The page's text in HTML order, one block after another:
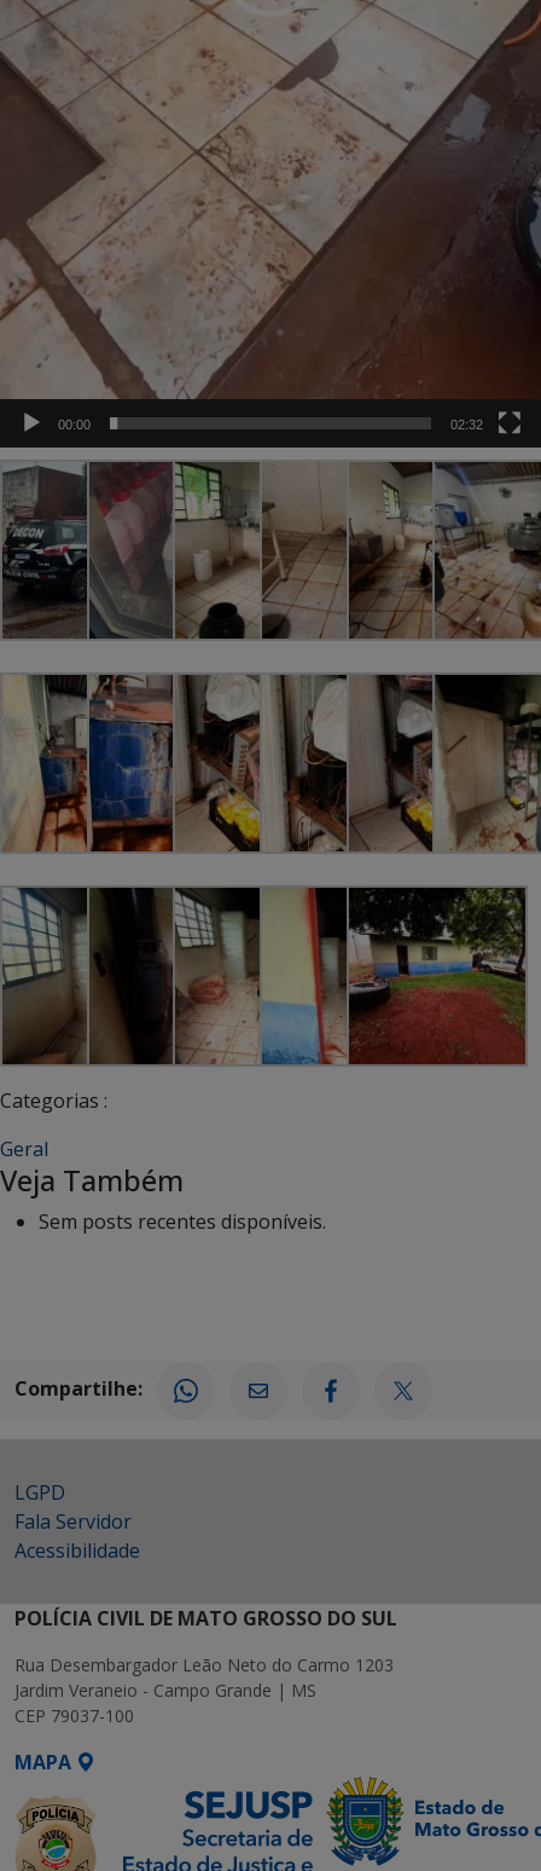
00:00 02:32
Categorias :
Geral
Veja Também
Sem posts recentes disponíveis.
Compartilhe:
LGPD
Fala Servidor
Acessibilidade
POLÍCIA CIVIL DE MATO GROSSO DO SUL
Rua Desembargador Leão Neto do Carmo 1203
Jardim Veraneio - Campo Grande | MS
CEP 79037-100
MAPA